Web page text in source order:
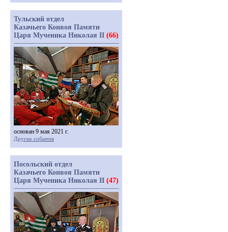
Тульский отдел
Казачьего Конвоя Памяти
Царя Мученика Николая II (66)
основан 9 мая 2021 г.
Другие события
Посольский отдел
Казачьего Конвоя Памяти
Царя Мученика Николая II (47)